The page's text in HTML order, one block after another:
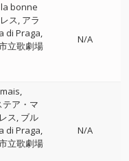
la bonne
ス アラ
di Praga
立歌劇場
N/A
テア・マ
ス ブル
di Praga
立歌劇場
N/A